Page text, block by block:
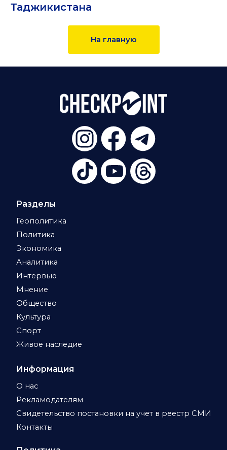
Таджикистана
На главную
Разделы
Геополитика
Политика
Экономика
Аналитика
Интервью
Мнение
Общество
Культура
Спорт
Живое наследие
Информация
О нас
Рекламодателям
Свидетельство постановки на учет в реестр СМИ
Контакты